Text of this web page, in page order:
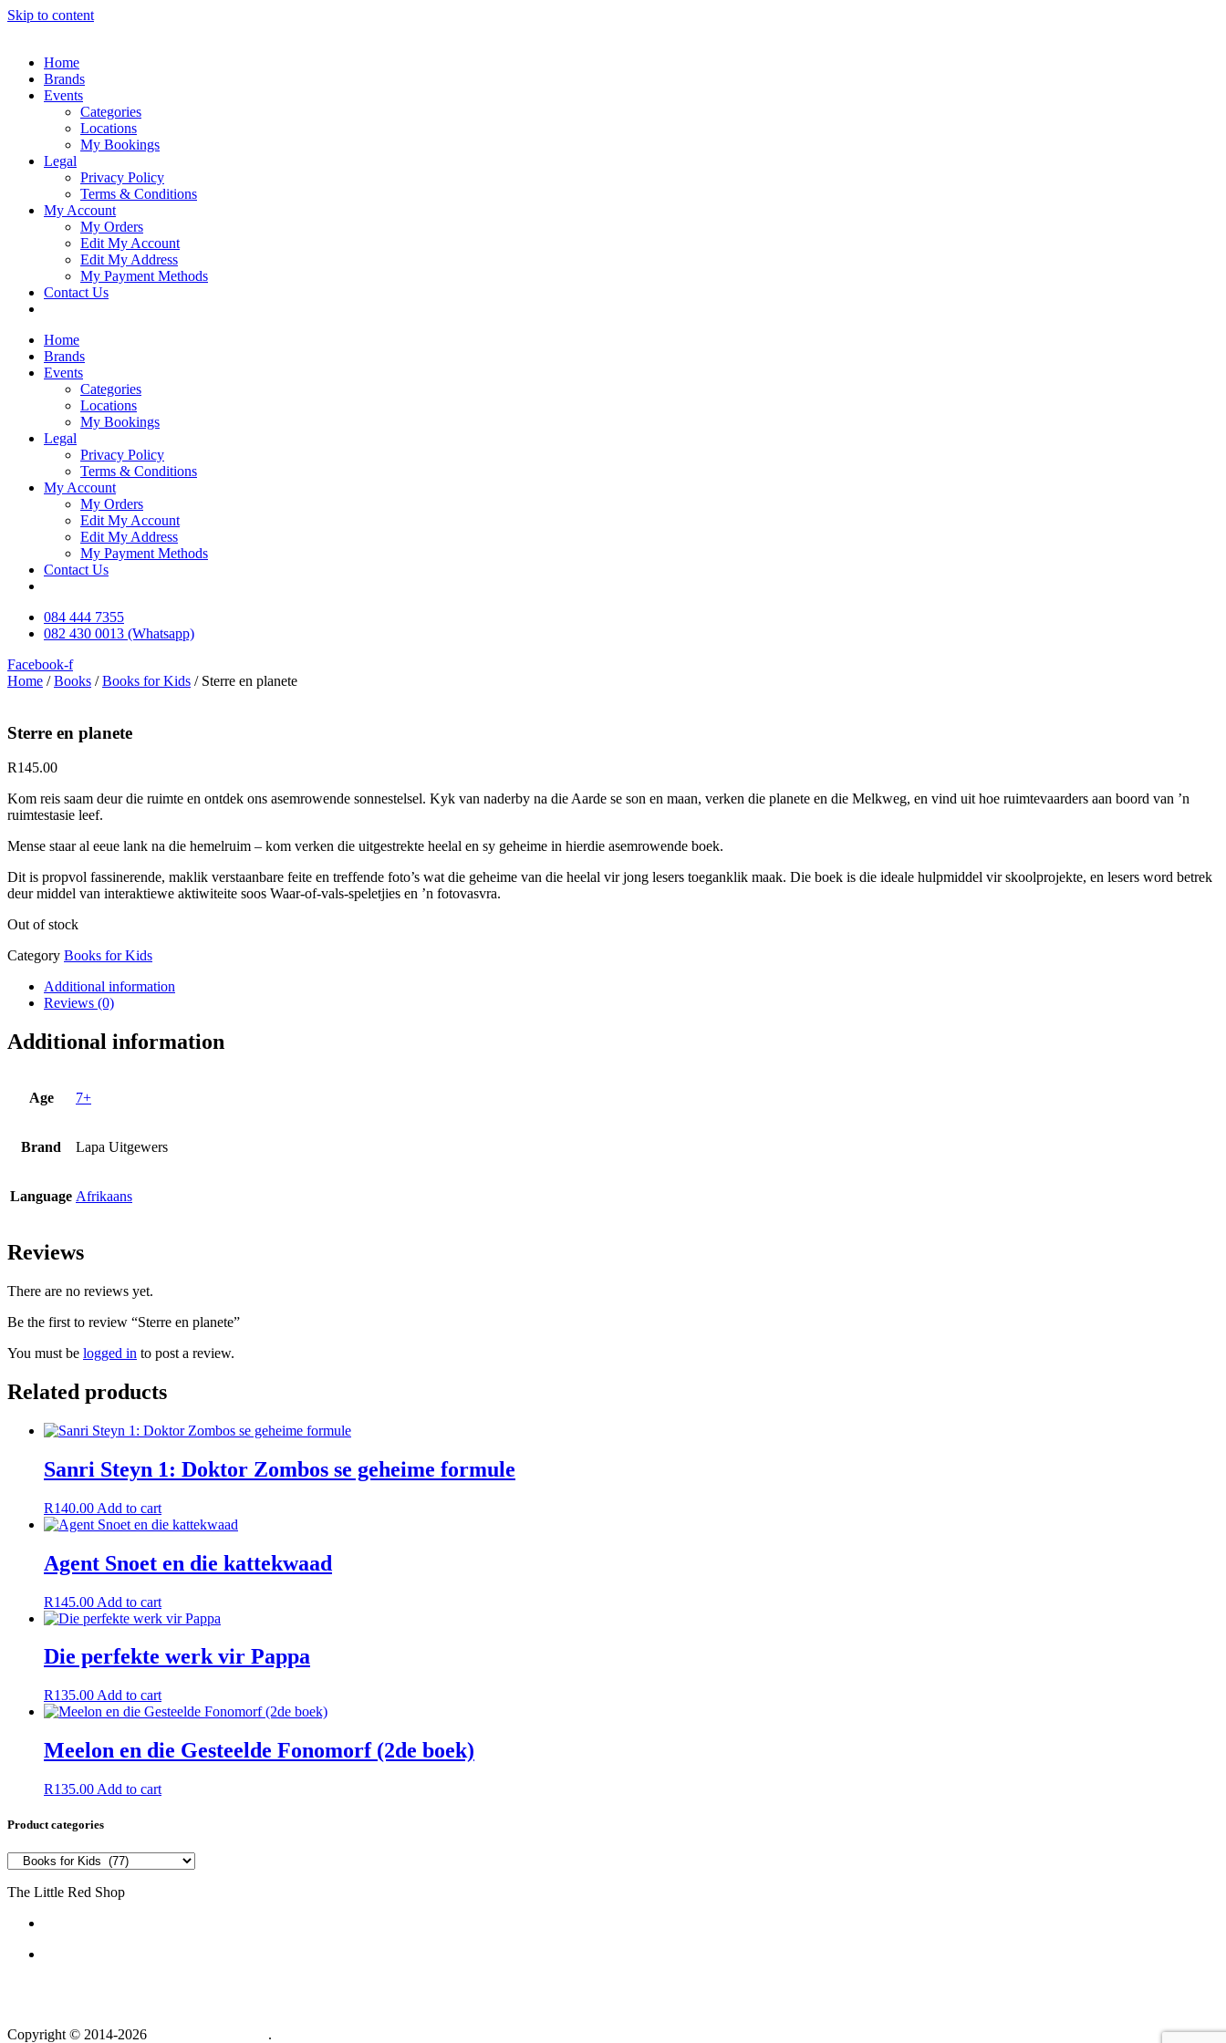
Skip to content
Home
Brands
Events
Categories
Locations
My Bookings
Legal
Privacy Policy
Terms & Conditions
My Account
My Orders
Edit My Account
Edit My Address
My Payment Methods
Contact Us
Home
Brands
Events
Categories
Locations
My Bookings
Legal
Privacy Policy
Terms & Conditions
My Account
My Orders
Edit My Account
Edit My Address
My Payment Methods
Contact Us
084 444 7355
082 430 0013 (Whatsapp)
Facebook-f
Home /Books /Books for Kids / Sterre en planete
Sterre en planete
R145.00
Kom reis saam deur die ruimte en ontdek ons asemrowende sonnestelsel. Kyk van naderby na die Aarde se son en maan, verken die planete en die Melkweg, en vind uit hoe ruimtevaarders aan boord van ’n
ruimtestasie leef.
Mense staar al eeue lank na die hemelruim – kom verken die uitgestrekte heelal en sy geheime in hierdie asemrowende boek.
Dit is propvol fassinerende, maklik verstaanbare feite en treffende foto’s wat die geheime van die heelal vir jong lesers toeganklik maak. Die boek is die ideale hulpmiddel vir skoolprojekte, en lesers word betrek
deur middel van interaktiewe aktiwiteite soos Waar-of-vals-speletjies en ’n fotovasvra.
Out of stock
Category Books for Kids
Additional information
Reviews (0)
Additional information
Age 7+
Brand Lapa Uitgewers
Language Afrikaans
Reviews
There are no reviews yet.
Be the first to review “Sterre en planete”
You must be logged in to post a review.
Related products
Sanri Steyn 1: Doktor Zombos se geheime formule
R140.00 Add to cart
Agent Snoet en die kattekwaad
R145.00 Add to cart
Die perfekte werk vir Pappa
R135.00 Add to cart
Meelon en die Gesteelde Fonomorf (2de boek)
R135.00 Add to cart
Product categories
The Little Red Shop
Copyright © 2014-2026
.